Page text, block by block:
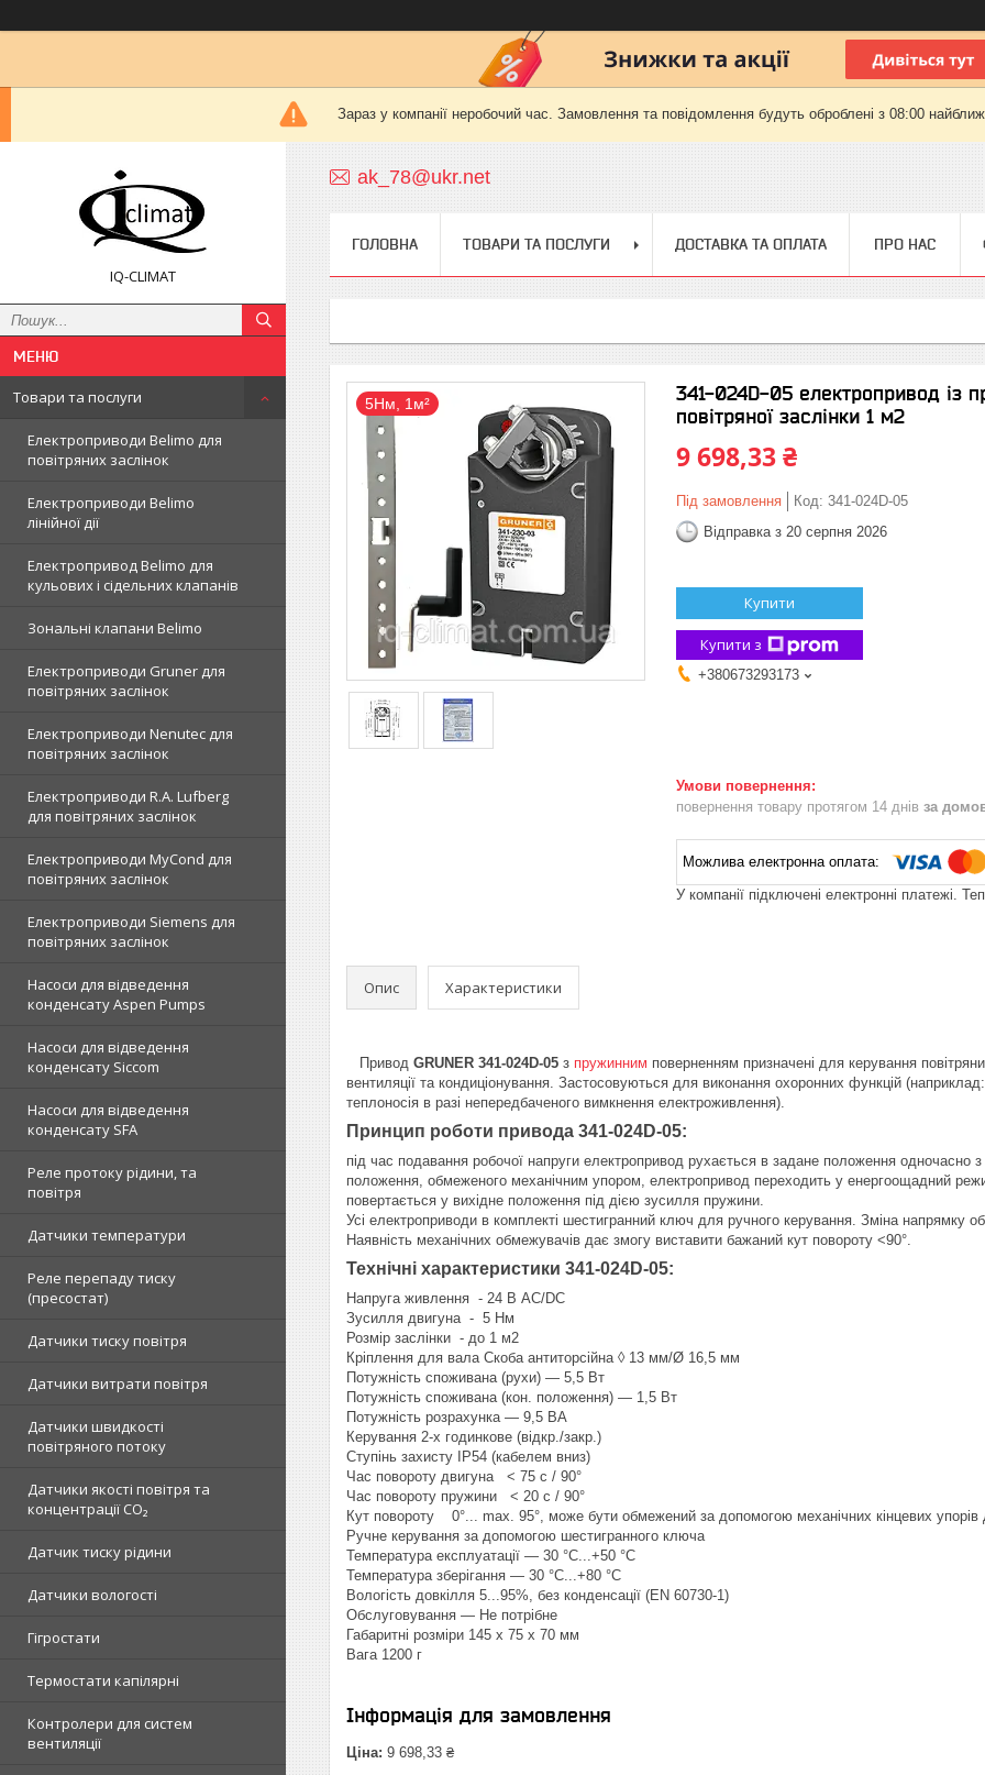
Зараз у компанії неробочий час. Замовлення та повідомлення будуть оброблені з 08:00
IQ-CLIMAT
Товари та послуги
Електроприводи Belimo для
повітряних заслінок
Електроприводи Belimo
лінійної дії
Електропривод Belimo для
кульових і сідельних клапанів
Зональні клапани Belimo
Електроприводи Gruner для
повітряних заслінок
Електроприводи Nenutec для
повітряних заслінок
Електроприводи R.A. Lufberg
для повітряних заслінок
Електроприводи MyCond для
повітряних заслінок
Електроприводи Siemens для
повітряних заслінок
Насоси для відведення
конденсату Aspen Pumps
Насоси для відведення
конденсату Siccom
Насоси для відведення
конденсату SFA
Реле протоку рідини, та
повітря
Датчики температури
Реле перепаду тиску
(пресостат)
Датчики тиску повітря
Датчики витрати повітря
Датчики швидкості
повітряного потоку
Датчики якості повітря та
концентрації CO₂
Датчик тиску рідини
Датчики вологості
Гігростати
Термостати капілярні
Контролери для систем
вентиляції
ak_78@ukr.net
ГОЛОВНА ТОВАРИ ТА ПОСЛУГИ ДОСТАВКА ТА ОПЛАТА ПРО НАС
5Нм, 1м²
341-024D-05 електропривод із
повітряної заслінки 1 м2
9 698,33 ₴
Під замовлення Код: 341-024D-05
Відправка з 20 серпня 2026
Купити
Купити з
+380673293173
повернення товару протягом 14 днів за
У компанії підключені електронні платежі.
Опис Характеристики
Привод GRUNER 341-024D-05 з пружинним поверненням призначені для керування
вентиляції та кондиціонування. Застосовуються для виконання охоронних функцій
теплоносія в разі непередбаченого вимкнення електроживлення).
Принцип роботи привода 341-024D-05:
під час подавання робочої напруги електропривод рухається в задане положення одночасно
положення, обмеженого механічним упором, електропривод переходить у енергоощадний
повертається у вихідне положення під дією зусилля пружини.
Усі електроприводи в комплекті шестигранний ключ для ручного керування. Зміна напрямку
Наявність механічних обмежувачів дає змогу виставити бажаний кут повороту <90°.
Технічні характеристики 341-024D-05:
Напруга живлення - 24 В AC/DC
Зусилля двигуна - 5 Нм
Розмір заслінки - до 1 м2
Кріплення для вала Скоба антиторсійна ◊ 13 мм/Ø 16,5 мм
Потужність споживана (рухи) — 5,5 Вт
Потужність споживана (кон. положення) — 1,5 Вт
Потужність розрахунка — 9,5 ВА
Керування 2-х годинкове (відкр./закр.)
Ступінь захисту IP54 (кабелем вниз)
Час повороту двигуна < 75 с / 90°
Час повороту пружини < 20 с / 90°
Кут повороту 0°... max. 95°, може бути обмежений за допомогою механічних кінцевих упорів
Ручне керування за допомогою шестигранного ключа
Температура експлуатації — 30 °C...+50 °C
Температура зберігання — 30 °C...+80 °C
Вологість довкілля 5...95%, без конденсації (EN 60730-1)
Обслуговування — Не потрібне
Габаритні розміри 145 x 75 x 70 мм
Вага 1200 г
Інформація для замовлення
Ціна: 9 698,33 ₴